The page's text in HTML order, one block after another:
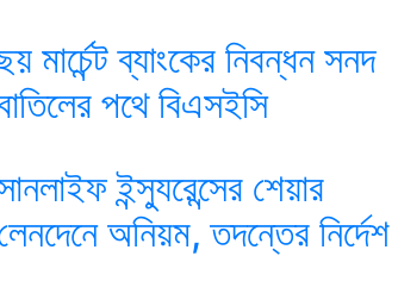
মার্চেন্ট ব্যাংকের নিবন্ধন সনদ
পথে বিএসইসি
ইন্স্যুরেন্সের শেয়ার
অনিয়ম, তদন্তের নির্দেশ